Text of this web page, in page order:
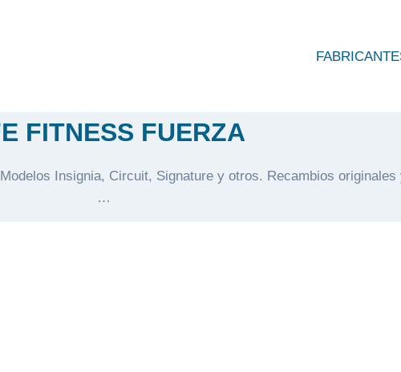
FITNESS FUERZA
Insignia, Circuit, Signature y otros. Recambios
…